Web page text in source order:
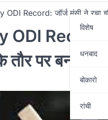
विशेष
धनबाद
बोकारो
रांची
Record: जॉर्ज मंसी ने रचा
Record:
तौर पर बनाया